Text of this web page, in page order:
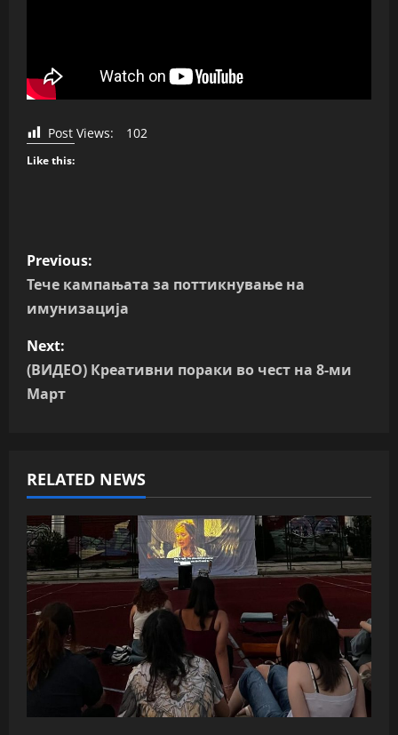
Post Views: 102
Like this:
P
o
t
n
v
i
g
a
t
i
o
Previous:
Тече кампањата за поттикнување на
имунизација
Next:
(ВИДЕО) Креативни пораки во чест на 8-ми
Март
RELATED NEWS